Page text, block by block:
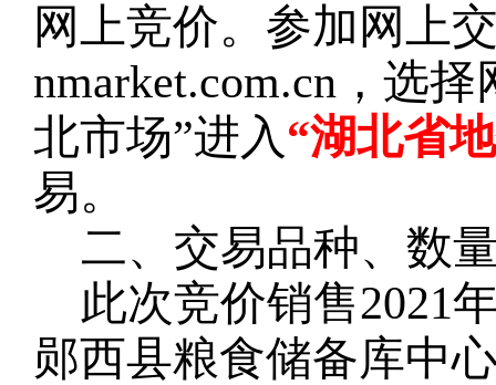
网上竞价。参加网上
nmarket.com.cn，选
北市场”进入“湖北省
易。
二、交易品种、数
此次竞价销售2021
郧西县粮食储备库中